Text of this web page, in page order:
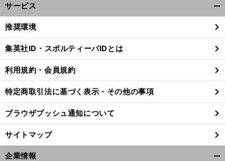
サービス
閉
る
推奨環境
集英社ID・スポルティーバIDとは
利用規約・会員規約
特定商取引法に基づく表示・その他の事項
ブラウザプッシュ通知について
サイトマップ
企業情報